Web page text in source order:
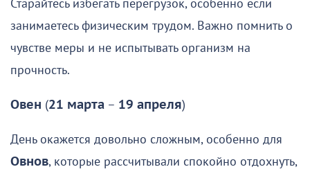
Старайтесь избегать перегрузок, особенно если
занимаетесь физическим трудом. Важно помнить о
чувстве меры и не испытывать организм на
прочность.
Овен (21 марта – 19 апреля)
День окажется довольно сложным, особенно для
Овнов, которые рассчитывали спокойно отдохнуть,